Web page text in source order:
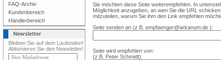
FAQ-Archiv
Kundenbereich
Händlerbereich
Newsletter
Bleiben Sie auf dem Laufenden!
Abbonieren Sie den Newsletter!
Sie möchten diese Seite weiterempfehlen. In
Möglichkeit anzugeben, an wen Sie die URL
mitzuteilen, warum Sie ihm den Link empfehlen
Seite senden an (z.B. empfaenger@arkanum.de ):
Seite wird empfohlen von:
(z.B. Peter Schmidt):